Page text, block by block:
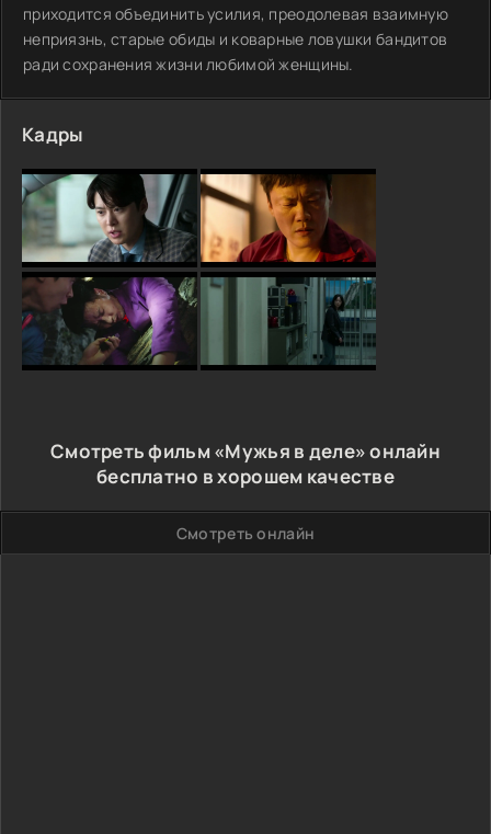
приходится объединить усилия, преодолевая взаимную
неприязнь, старые обиды и коварные ловушки бандитов
ради сохранения жизни любимой женщины.
Кадры
Смотреть фильм «Мужья в деле» онлайн
бесплатно в хорошем качестве
Смотреть онлайн